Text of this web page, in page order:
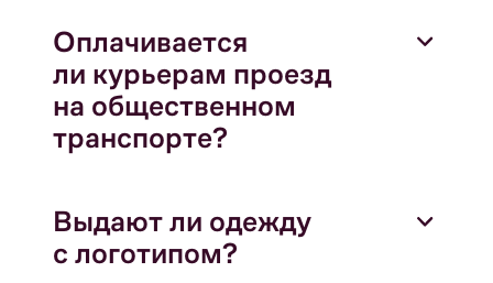
Оплачивается
ли курьерам проезд
на общественном
транспорте?
Выдают ли одежду
с логотипом?